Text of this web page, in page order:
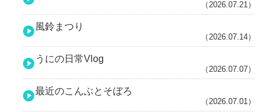
（2026.07.21）
風鈴まつり
（2026.07.14）
うにの日常Vlog
（2026.07.07）
最近のこんぶとそぼろ
（2026.07.01）